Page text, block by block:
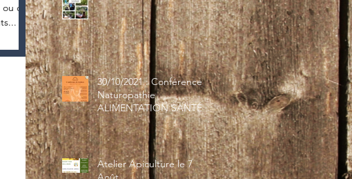
ou des
30/10/2021 : Conférence
Naturopathie
ALIMENTATION SANTÉ
Atelier Apiculture le 7